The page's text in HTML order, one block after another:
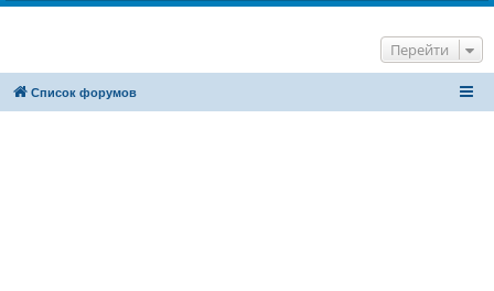
Перейти
Список форумов